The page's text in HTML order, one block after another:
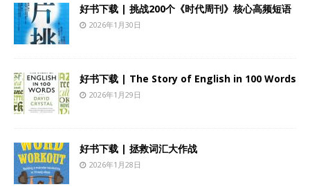
好书下载 | 挑战200个《时代周刊》核心高频短语
2026年1月30日
好书下载 | The Story of English in 100 Words
2026年1月29日
好书下载 | 拯救词汇大作战
2026年1月28日